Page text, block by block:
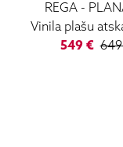
REGA -
Vinila plašu
549€ 649